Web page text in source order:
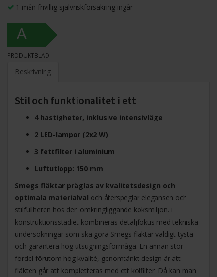
1 mån frivillig självriskförsäkring ingår
A
PRODUKTBLAD
Beskrivning
Stil och funktionalitet i ett
4 hastigheter, inklusive intensivläge
2 LED-lampor (2x2 W)
3 fettfilter i aluminium
Luftutlopp: 150 mm
Smegs fläktar präglas av kvalitetsdesign och
optimala materialval och återspeglar elegansen och
stilfullheten hos den omkringliggande köksmiljön. I
konstruktionsstadiet kombineras detaljfokus med tekniska
undersökningar som ska göra Smegs fläktar väldigt tysta
och garantera hög utsugningsförmåga. En annan stor
fördel förutom hög kvalité, genomtänkt design är att
fläkten går att kompletteras med ett kolfilter. Då kan man